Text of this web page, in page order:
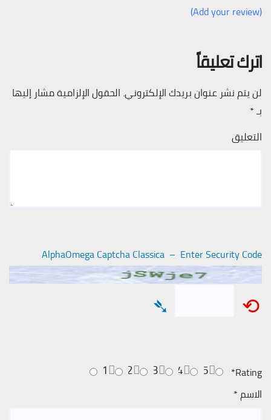
(Add your review)
اترك تعليقاً
لن يتم نشر عنوان بريدك الإلكتروني. الحقول الإلزامية مشار إليها
بـ*
التعليق
AlphaOmega Captcha Classica – Enter Security Code
⟲
➴
Rating
*
5
4
3
2
1
الاسم*